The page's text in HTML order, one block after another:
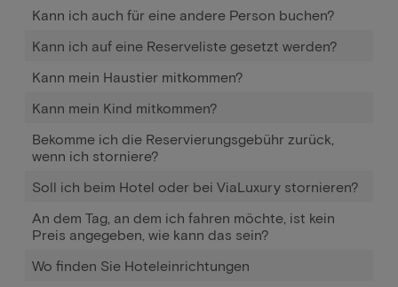
Kann ich auch für eine andere Person buchen?
Kann ich auf eine Reserveliste gesetzt werden?
Kann mein Haustier mitkommen?
Kann mein Kind mitkommen?
Bekomme ich die Reservierungsgebühr zurück,
wenn ich storniere?
Soll ich beim Hotel oder bei ViaLuxury stornieren?
An dem Tag, an dem ich fahren möchte, ist kein
Preis angegeben, wie kann das sein?
Wo finden Sie Hoteleinrichtungen